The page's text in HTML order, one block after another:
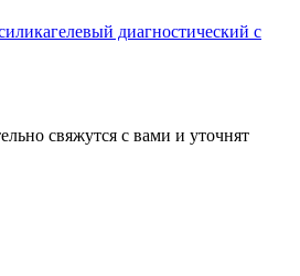
диагностический с
свяжутся с вами и уточнят